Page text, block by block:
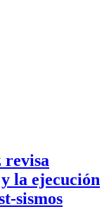
revisa
la ejecución
sismos